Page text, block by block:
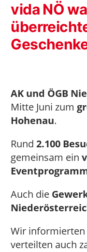
vida NÖ
AK und ÖGB
Mitte Juni zum
Hohenau.
Rund2.100
gemeinsam ein
Auch die
Wir informierten
verteilten auch